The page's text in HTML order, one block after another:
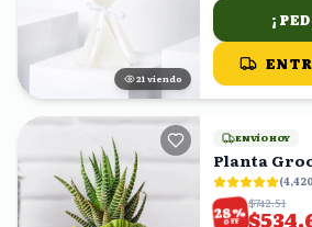
20 viendo
ENVÍO HOY
Planta
(
28%
OFF
$742.51